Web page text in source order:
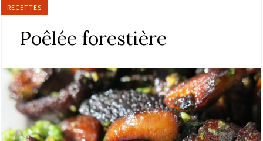
RECETTES
Poêlée forestière